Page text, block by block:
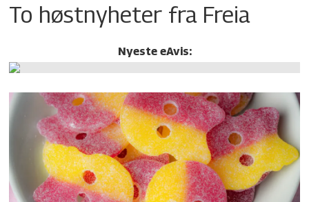
To høstnyheter fra Freia
Nyeste eAvis: